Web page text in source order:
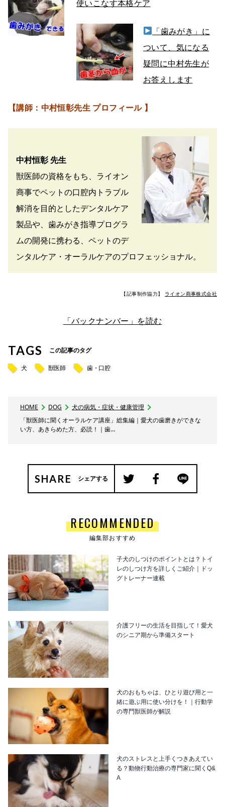
使いこなす本格ケア
「歯みがき」に
ついて、気になる
疑問に中村先生が
お答えします
【講師：中村恒彰先生 プロフィール 】
中村恒彰 先生
獣医師の資格をもち、ライオン
商事でペットの口腔内トラブル
解消を目的としたデンタルケア
製品や、歯みがき指導プログラ
ムの開発に携わる、ペットのデ
ンタルケア・オーラルケアのプロフェッショナル。
【記事制作協力】 ライオン商事株式会社
「バックナンバー」を読む
TAGS この記事のタグ
犬 獣医師 歯・口腔
HOME DOG
犬の病気・症状・健康管理
「獣医師に聞くオーラルケア講座」総集編｜愛犬の歯磨きができな
い方、あきらめた方、必読！｜歯…
SHARE シェアする
RECOMMENDED
編集部おすすめ
子犬のしつけのポイントとは？トイ
レのしつけ方を詳しくご紹介｜ドッ
グトレーナー連載
介護フリーの生活を目指して！愛犬
のシニア期から準備スタート
犬のおもちゃは、ひとり遊び用と一
緒に遊ぶ用に使い分けを！｜行動学
の専門獣医師が解説
犬のストレスと上手くつきあえてい
る？動物行動治療の専門家に聞くQ&
A